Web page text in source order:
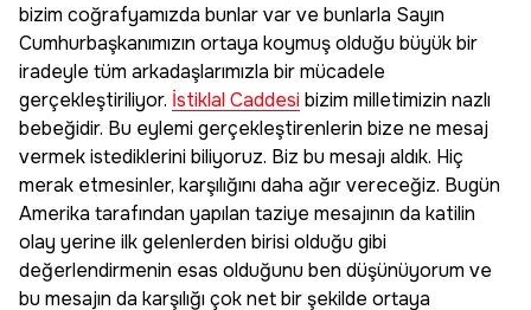
bizim coğrafyamızda bunlar var ve bunlarla Sayın
Cumhurbaşkanımızın ortaya koymuş olduğu büyük bir
iradeyle tüm arkadaşlarımızla bir mücadele
gerçekleştiriliyor. İstiklal Caddesibizim milletimizin nazlı
bebeğidir. Bu eylemi gerçekleştirenlerin bize ne mesaj
vermek istediklerini biliyoruz. Biz bu mesajı aldık. Hiç
merak etmesinler, karşılığını daha ağır vereceğiz. Bugün
Amerika tarafından yapılan taziye mesajının da katilin
olay yerine ilk gelenlerden birisi olduğu gibi
değerlendirmenin esas olduğunu ben düşünüyorum ve
bu mesajın da karşılığı çok net bir şekilde ortaya